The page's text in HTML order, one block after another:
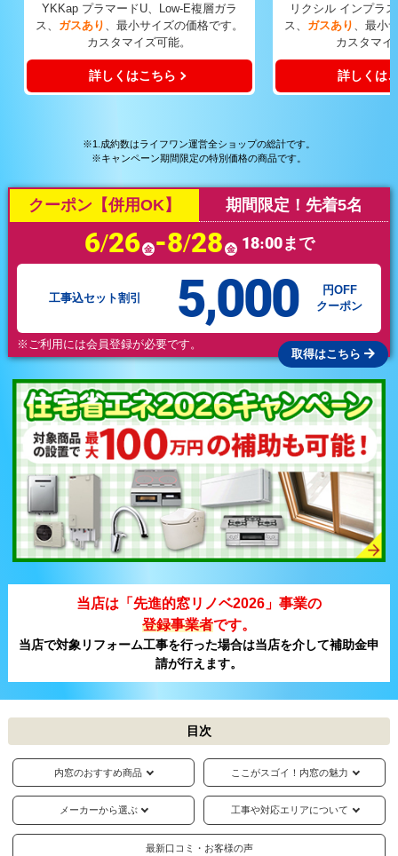
YKKap プラマードU、Low-E複層ガラ
ス、 ガスあり
、最小サイズの価格です。
カスタマイズ可能。
詳しくはこちら
リクシル インプラ
ス、 ガスあり
、最小
カスタマイ
詳しくは
※1.成約数はライフワン運営全ショップの総計です。
※キャンペーン期間限定の特別価格の商品です。
クーポン【併用OK】 期間限定！先着5名
6/26 金-8/28 金 18:00まで
工事込セット割引 5,000
円OFF
クーポン
取得はこちら
※ご利用には会員登録が必要です。
当店は「先進的窓リノベ2026」事業の
登録事業者です。
当店で対象リフォーム工事を行った場合は当店を介して補助金申
請が行えます。
目次
内窓のおすすめ商品 ここがスゴイ！内窓の魅力
メーカーから選ぶ 工事や対応エリアについて
最新口コミ・お客様の声